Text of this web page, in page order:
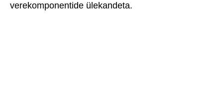
verekomponentide ülekandeta.